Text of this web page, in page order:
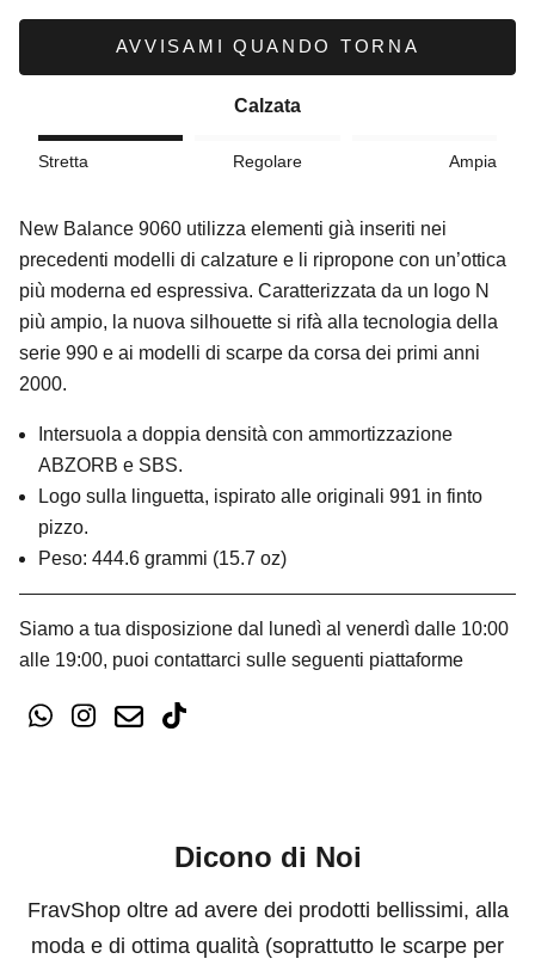
AVVISAMI QUANDO TORNA
Calzata
Stretta Regolare Ampia
New Balance 9060 utilizza elementi già inseriti nei
precedenti modelli di calzature e li ripropone con un’ottica
più moderna ed espressiva. Caratterizzata da un logo N
più ampio, la nuova silhouette si rifà alla tecnologia della
serie 990 e ai modelli di scarpe da corsa dei primi anni
2000.
Intersuola a doppia densità con ammortizzazione
ABZORB e SBS.
Logo sulla linguetta, ispirato alle originali 991 in finto
pizzo.
Peso: 444.6 grammi (15.7 oz)
Siamo a tua disposizione dal lunedì al venerdì dalle 10:00
alle 19:00, puoi contattarci sulle seguenti piattaforme
Dicono di Noi
FravShop oltre ad avere dei prodotti bellissimi, alla
moda e di ottima qualità (soprattutto le scarpe per